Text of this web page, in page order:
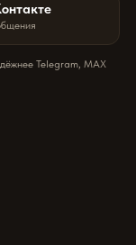
Telegram, MAX